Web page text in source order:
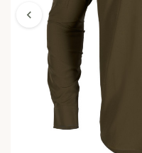
chevron_left